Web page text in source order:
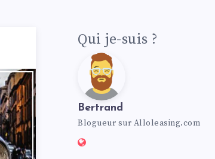
Qui je-suis ?
Bertrand
Blogueur sur Alloleasing.com